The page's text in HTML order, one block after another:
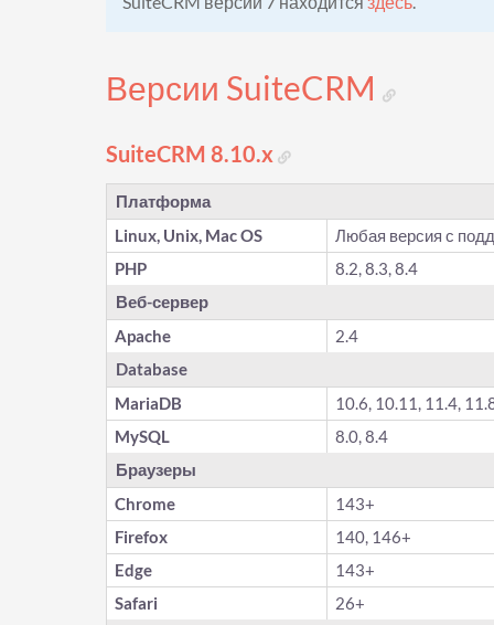
Версии SuiteCRM
SuiteCRM 8.10.x
Платформа
Linux, Unix, Mac OS
Любая версия с
PHP
8.2, 8.3, 8.4
Веб-сервер
Apache
2.4
Database
MariaDB
10.6, 10.11, 11.4,
MySQL
8.0, 8.4
Браузеры
Chrome
143+
Firefox
140, 146+
Edge
143+
Safari
26+